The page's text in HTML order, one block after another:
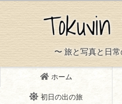
〜 旅と写真と日
ホーム
初日の出の旅